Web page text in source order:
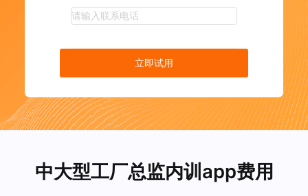
立即试用
中大型工厂总监内训app费用